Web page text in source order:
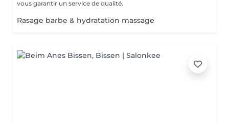
vous garantir un service de qualité.
Rasage barbe & hydratation massage